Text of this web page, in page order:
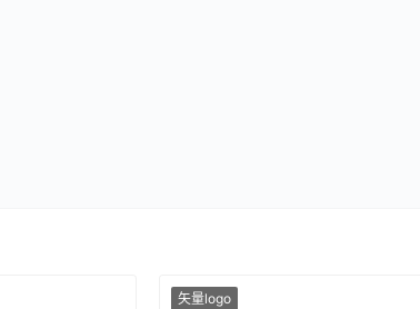
矢量logo